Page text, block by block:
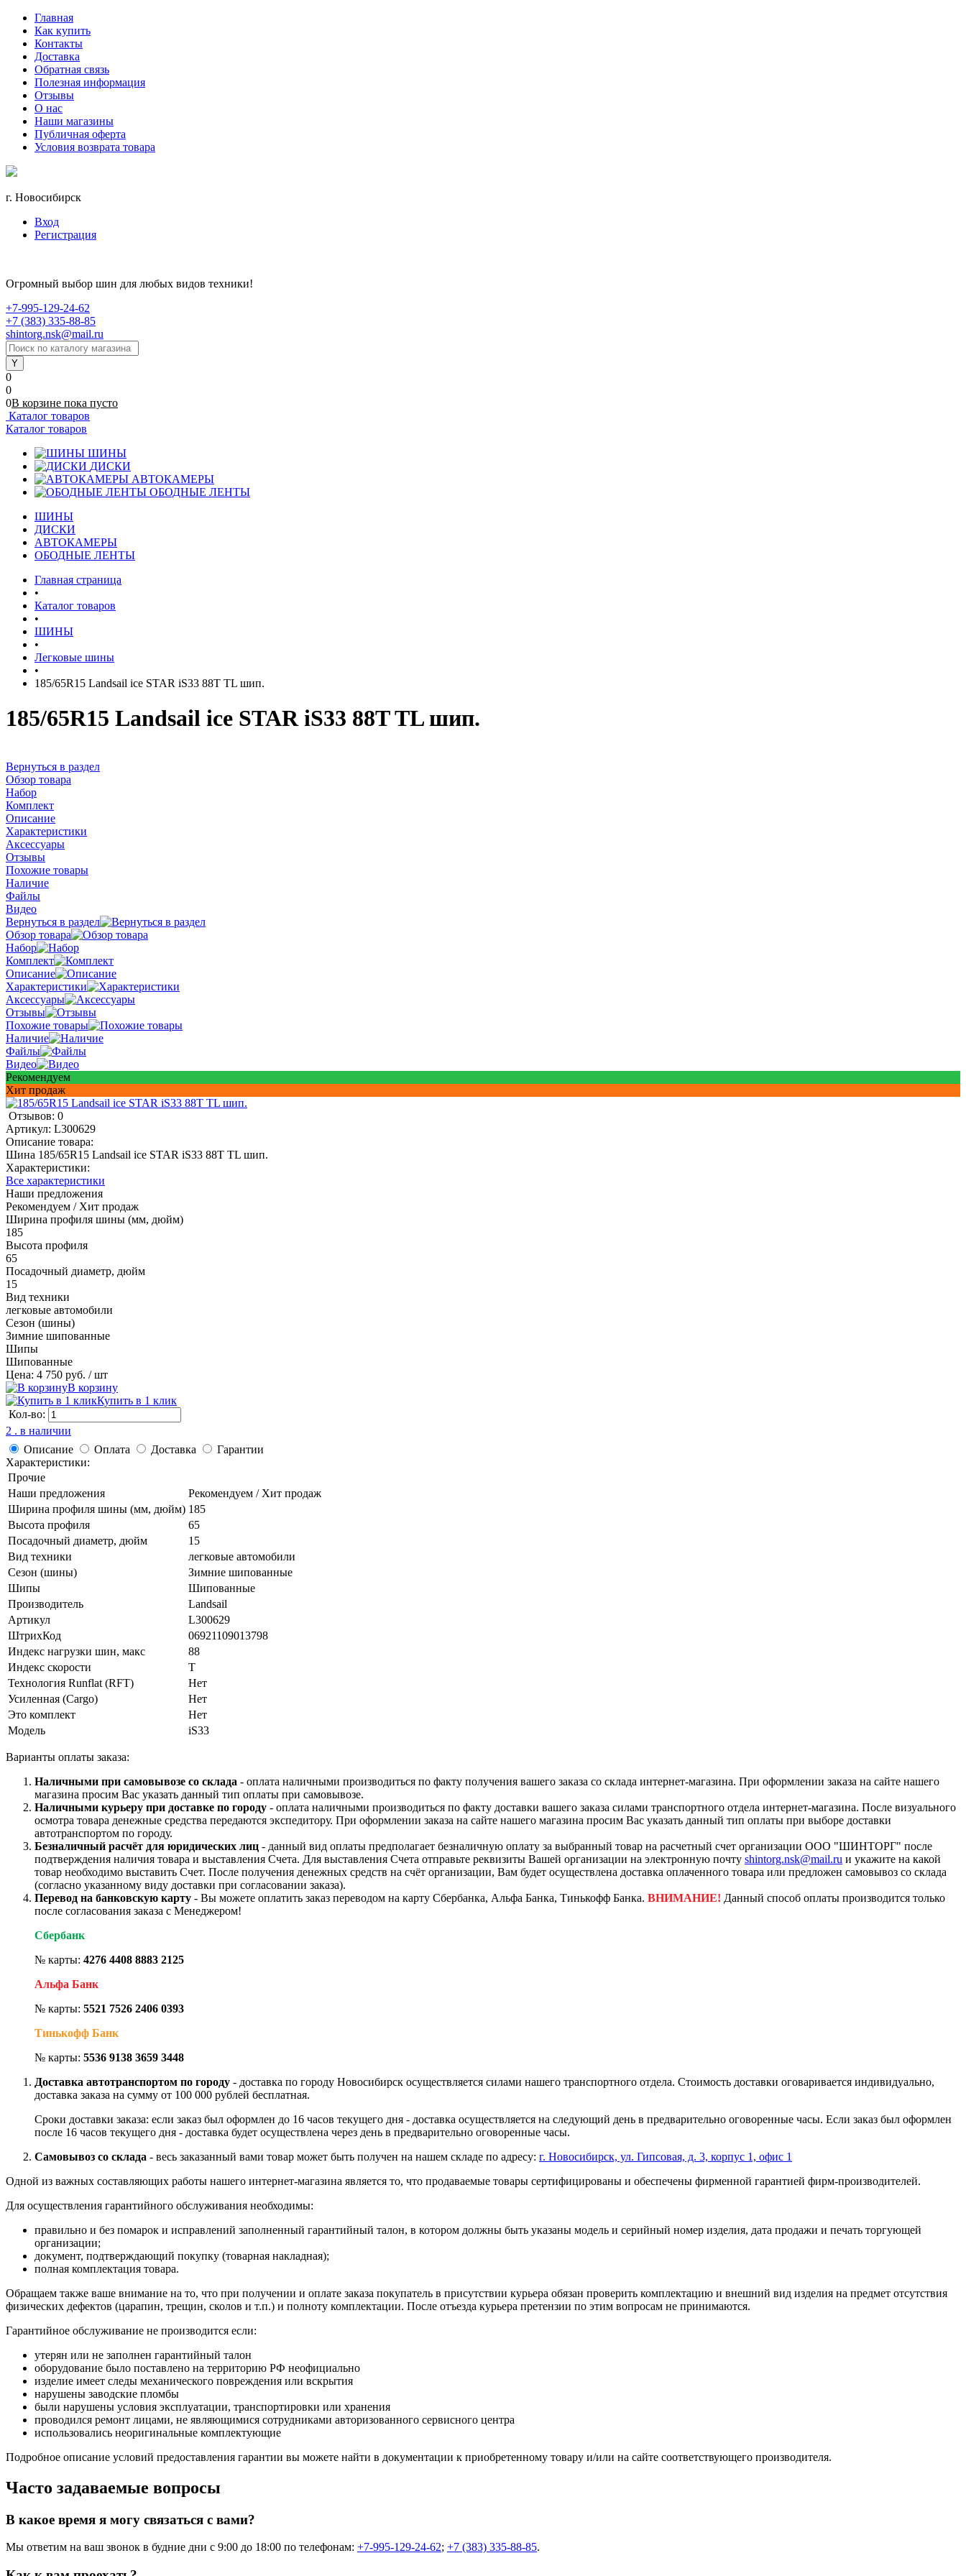
Главная
Как купить
Контакты
Доставка
Обратная связь
Полезная информация
Отзывы
О нас
Наши магазины
Публичная оферта
Условия возврата товара
г. Новосибирск
Вход
Регистрация
Огромный выбор шин для любых видов техники!
+7-995-129-24-62
+7 (383) 335-88-85
shintorg.nsk@mail.ru
0
0
0В корзине пока пусто
Каталог товаров
Каталог товаров
ШИНЫ
ДИСКИ
АВТОКАМЕРЫ
ОБОДНЫЕ ЛЕНТЫ
ШИНЫ
ДИСКИ
АВТОКАМЕРЫ
ОБОДНЫЕ ЛЕНТЫ
Главная страница
•
Каталог товаров
•
ШИНЫ
•
Легковые шины
•
185/65R15 Landsail ice STAR iS33 88T TL шип.
185/65R15 Landsail ice STAR iS33 88T TL шип.
Вернуться в раздел
Обзор товара
Набор
Комплект
Описание
Характеристики
Аксессуары
Отзывы
Похожие товары
Наличие
Файлы
Видео
Вернуться в раздел
Обзор товара
Набор
Комплект
Описание
Характеристики
Аксессуары
Отзывы
Похожие товары
Наличие
Файлы
Видео
Рекомендуем
Хит продаж
Отзывов: 0
Артикул: L300629
Описание товара:
Шина 185/65R15 Landsail ice STAR iS33 88T TL шип.
Характеристики:
Все характеристики
Наши предложения
Рекомендуем / Хит продаж
Ширина профиля шины (мм, дюйм)
185
Высота профиля
65
Посадочный диаметр, дюйм
15
Вид техники
легковые автомобили
Сезон (шины)
Зимние шипованные
Шипы
Шипованные
Цена: 4 750 руб. / шт
В корзину
Купить в 1 клик
Кол-во:
2 . в наличии
Описание
Оплата Доставка
Гарантии
Характеристики:
Прочие
Наши предложения
Рекомендуем / Хит продаж
Ширина профиля шины (мм, дюйм) 185
Высота профиля
65
Посадочный диаметр, дюйм
15
Вид техники
легковые автомобили
Сезон (шины)
Зимние шипованные
Шипы
Шипованные
Производитель
Landsail
Артикул
L300629
ШтрихКод
06921109013798
Индекс нагрузки шин, макс
88
Индекс скорости
T
Технология Runflat (RFT)
Нет
Усиленная (Cargo)
Нет
Это комплект
Нет
Модель
iS33
Варианты оплаты заказа:
Наличными при самовывозе со склада - оплата наличными производиться по факту получения вашего заказа со склада интернет-магазина. При оформлении заказа на сайте нашего
магазина просим Вас указать данный тип оплаты при самовывозе.
Наличными курьеру при доставке по городу - оплата наличными производиться по факту доставки вашего заказа силами транспортного отдела интернет-магазина. После визуального
осмотра товара денежные средства передаются экспедитору. При оформлении заказа на сайте нашего магазина просим Вас указать данный тип оплаты при выборе доставки
автотранспортом по городу.
Безналичный расчёт для юридических лиц - данный вид оплаты предполагает безналичную оплату за выбранный товар на расчетный счет организации ООО "ШИНТОРГ" после
подтверждения наличия товара и выставления Счета. Для выставления Счета отправьте реквизиты Вашей организации на электронную почту shintorg.nsk@mail.ru и укажите на какой
товар необходимо выставить Счет. После получения денежных средств на счёт организации, Вам будет осуществлена доставка оплаченного товара или предложен самовывоз со склада
(согласно указанному виду доставки при согласовании заказа).
Перевод на банковскую карту - Вы можете оплатить заказ переводом на карту Сбербанка, Альфа Банка, Тинькофф Банка. ВНИМАНИЕ! Данный способ оплаты производится только
после согласования заказа с Менеджером!
Сбербанк
№ карты: 4276 4408 8883 2125
Альфа Банк
№ карты: 5521 7526 2406 0393
Тинькофф Банк
№ карты: 5536 9138 3659 3448
Доставка автотранспортом по городу - доставка по городу Новосибирск осуществляется силами нашего транспортного отдела. Стоимость доставки оговаривается индивидуально,
доставка заказа на сумму от 100 000 рублей бесплатная.
Сроки доставки заказа: если заказ был оформлен до 16 часов текущего дня - доставка осуществляется на следующий день в предварительно оговоренные часы. Если заказ был оформлен
после 16 часов текущего дня - доставка будет осуществлена через день в предварительно оговоренные часы.
Самовывоз со склада - весь заказанный вами товар может быть получен на нашем складе по адресу: г. Новосибирск, ул. Гипсовая, д. 3, корпус 1, офис 1
Одной из важных составляющих работы нашего интернет-магазина является то, что продаваемые товары сертифицированы и обеспечены фирменной гарантией фирм-производителей.
Для осуществления гарантийного обслуживания необходимы:
правильно и без помарок и исправлений заполненный гарантийный талон, в котором должны быть указаны модель и серийный номер изделия, дата продажи и печать торгующей
организации;
документ, подтверждающий покупку (товарная накладная);
полная комплектация товара.
Обращаем также ваше внимание на то, что при получении и оплате заказа покупатель в присутствии курьера обязан проверить комплектацию и внешний вид изделия на предмет отсутствия
физических дефектов (царапин, трещин, сколов и т.п.) и полноту комплектации. После отъезда курьера претензии по этим вопросам не принимаются.
Гарантийное обслуживание не производится если:
утерян или не заполнен гарантийный талон
оборудование было поставлено на территорию РФ неофициально
изделие имеет следы механического повреждения или вскрытия
нарушены заводские пломбы
были нарушены условия эксплуатации, транспортировки или хранения
проводился ремонт лицами, не являющимися сотрудниками авторизованного сервисного центра
использовались неоригинальные комплектующие
Подробное описание условий предоставления гарантии вы можете найти в документации к приобретенному товару и/или на сайте соответствующего производителя.
Часто задаваемые вопросы
В какое время я могу связаться с вами?
Мы ответим на ваш звонок в будние дни с 9:00 до 18:00 по телефонам: +7-995-129-24-62; +7 (383) 335-88-85.